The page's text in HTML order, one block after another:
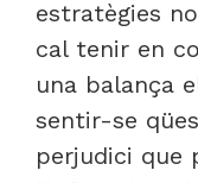
estratègies
cal tenir en
una balança
sentir-se
perjudici que